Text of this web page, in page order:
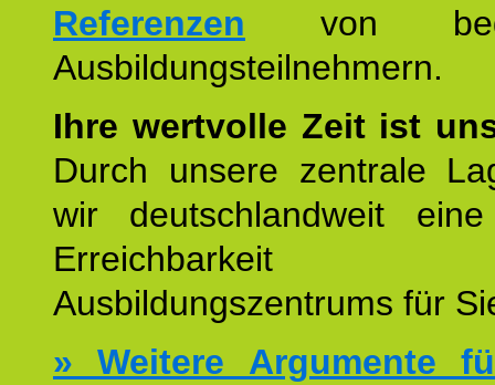
Referenzen von
Ausbildungsteilnehmern.
Ihre wertvolle Zeit ist
Durch unsere zentrale
wir deutschlandweit
Erreichbarkeit
Ausbildungszentrums für
» Weitere Argumente